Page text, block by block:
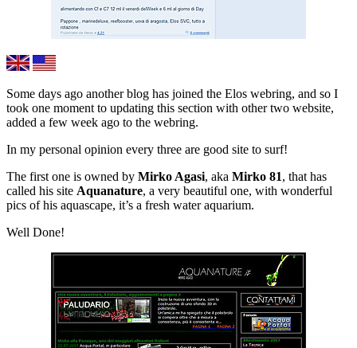
Some days ago another blog has joined the Elos webring, and so I
took one moment to updating this section with other two website,
added a few week ago to the webring.
In my personal opinion every three are good site to surf!
The first one is owned by Mirko Agasi, aka Mirko 81, that has
called his site Aquanature, a very beautiful one, with wonderful
pics of his aquascape, it’s a fresh water aquarium.
Well Done!